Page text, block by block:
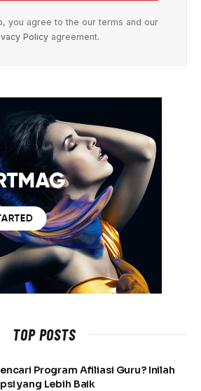
you agree to the our terms and our
Policyagreement.
TOP POSTS
Program Afiliasi Guru? Inilah
yang Lebih Baik